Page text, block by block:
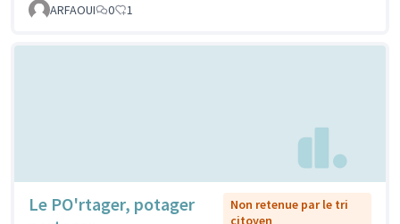
ARFAOUI
0 1
Le PO'rtager, potager
Non retenue par le tri
citoyen